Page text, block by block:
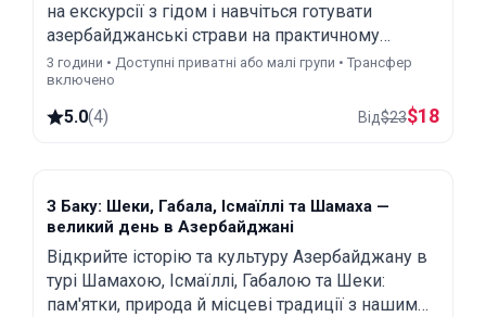
на екскурсії з гідом і навчіться готувати
азербайджанські страви на практичному
майстер-класі. Відвідайте знакові місця й
насолоджуйтеся традиційним чаєм із
місцевими солодощами.
3 години • Доступні приватні або малі групи • Трансфер
включено
5.0(4) Від$23$18
З Баку: Шеки, Габала, Ісмаїллі та Шамаха —
великий день в Азербайджані
Відкрийте історію та культуру Азербайджану в
турі Шамахою, Ісмаїллі, Габалою та Шеки:
пам'ятки, природа й місцеві традиції з нашим